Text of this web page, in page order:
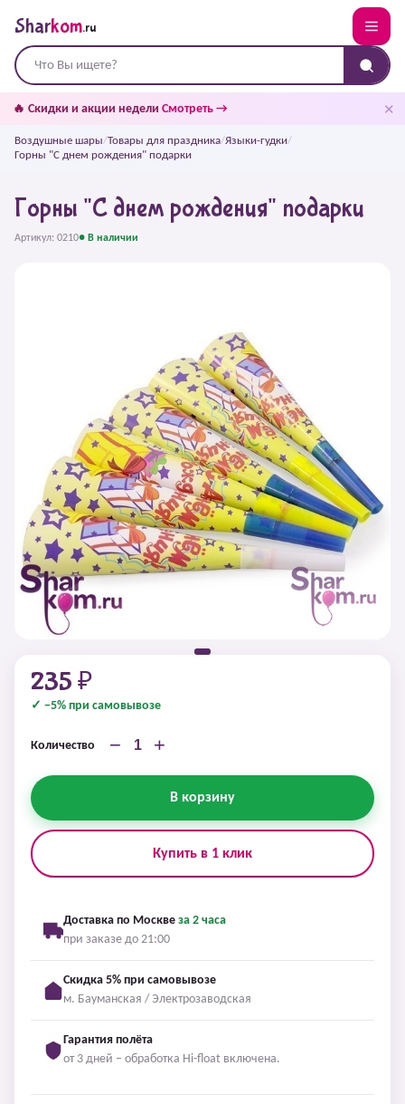
Sharkom.ru
🔥 Скидки и акции недели Смотреть → ✕
Воздушные шары/Товары для праздника/Языки-гудки/
Горны "С днем рождения" подарки
Горны "С днем рождения" подарки
Артикул: 0210● В наличии
235 ₽
✓ −5% при самовывозе
Количество − +
В корзину
Купить в 1 клик
Доставка по Москве за 2 часа
при заказе до 21:00
Скидка 5% при самовывозе
м. Бауманская / Электрозаводская
Гарантия полёта
от 3 дней – обработка Hi-float включена.